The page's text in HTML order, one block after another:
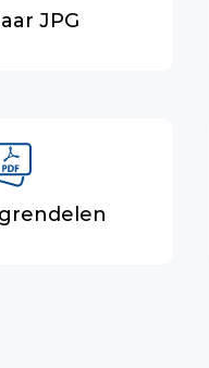
JPG